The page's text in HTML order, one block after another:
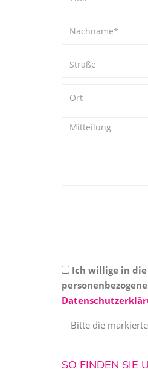
Bitte die
SO FINDEN SIE